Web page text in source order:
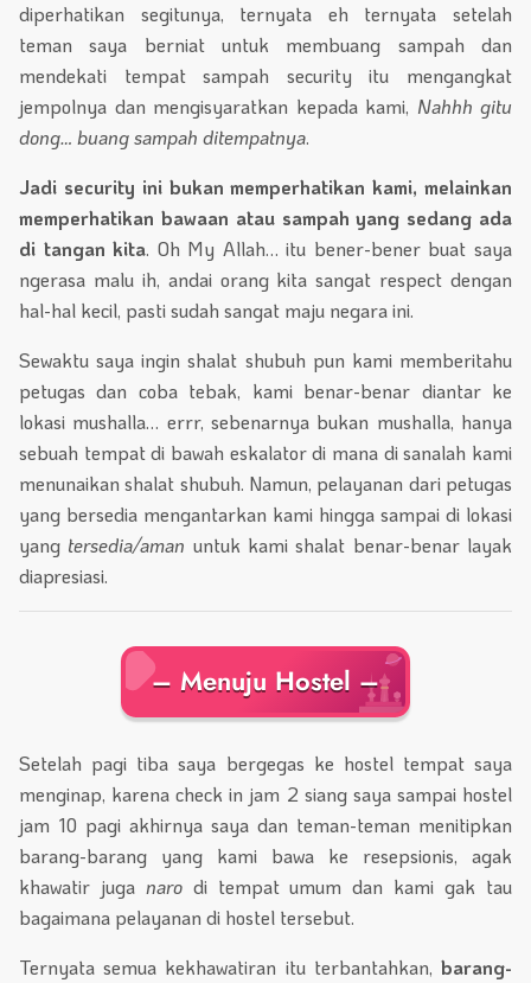
diperhatikan segitunya, ternyata eh ternyata setelah
teman saya berniat untuk membuang sampah dan
mendekati tempat sampah security itu mengangkat
jempolnya dan mengisyaratkan kepada kami, Nahhh gitu
dong… buang sampah ditempatnya.
Jadi security ini bukan memperhatikan kami, melainkan
memperhatikan bawaan atau sampah yang sedang ada
di tangan kita. Oh My Allah… itu bener-bener buat saya
ngerasa malu ih, andai orang kita sangat respect dengan
hal-hal kecil, pasti sudah sangat maju negara ini.
Sewaktu saya ingin shalat shubuh pun kami memberitahu
petugas dan coba tebak, kami benar-benar diantar ke
lokasi mushalla… errr, sebenarnya bukan mushalla, hanya
sebuah tempat di bawah eskalator di mana di sanalah kami
menunaikan shalat shubuh. Namun, pelayanan dari petugas
yang bersedia mengantarkan kami hingga sampai di lokasi
yang tersedia/aman untuk kami shalat benar-benar layak
diapresiasi.
– Menuju Hostel –
Setelah pagi tiba saya bergegas ke hostel tempat saya
menginap, karena check in jam 2 siang saya sampai hostel
jam 10 pagi akhirnya saya dan teman-teman menitipkan
barang-barang yang kami bawa ke resepsionis, agak
khawatir juga narodi tempat umum dan kami gak tau
bagaimana pelayanan di hostel tersebut.
Ternyata semua kekhawatiran itu terbantahkan, barang-